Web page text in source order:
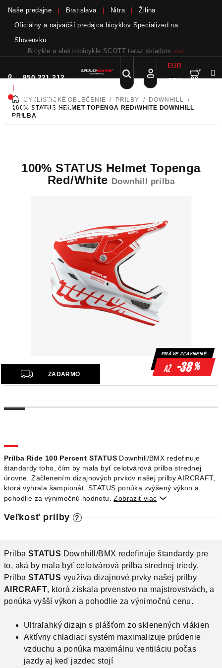
obsah
Naše predajne Bratislava Nitra
Žilina
Oficiálny a najväčší predajca bicyklov Specialized na
Slovensku
Bicykle a elektrobicykle SCOTT teraz skladom viac
850 221 212
|
Nie sme pri
telefóne.Zanechať
odkaz
Hľadať
Prihlásenie
EUR
CZK
DOMOVCYKLISTICKÉ OBLEČENIE / PRILBY / DOWNHILL
/
100% STATUS HELMET TOPENGA RED/WHITE DOWNHILL
PRILBA
Prilba Ride 100 Percent STATUS Downhill/BMX redefinuje
štandardy toho, čím by mala byť celotvárová prilba strednej
úrovne. Začlenením dizajnových prvkov našej prilby AIRCRAFT,
ktorá vyhrala šampionát, STATUS ponúka zvýšený výkon a
pohodlie za výnimočnú hodnotu. Zobraziť viac 
Veľkosť prilby ?
100% STATUS Helmet Topenga
Red/White Downhill prilba
Z
A
A
ZADARMO
PRÁVE ZĽAVNENÉ
až -38%
Prilba STATUS Downhill/BMX redefinuje štandardy pre
to, aká by mala byť celotvárová prilba strednej triedy.
Prilba STATUS využíva dizajnové prvky našej prilby
AIRCRAFT, ktorá získala prvenstvo na majstrovstvách, a
ponúka vyšší výkon a pohodlie za výnimočnú cenu.
Ultraľahký dizajn s plášťom zo sklenených vlákien
Aktívny chladiaci systém maximalizuje prúdenie
vzduchu a ponúka maximálnu ventiláciu počas
jazdy aj keď jazdec stojí